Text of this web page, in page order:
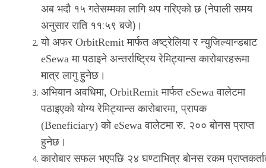
अब भदौ १५ गतेसम्मका लागि थप गरिएको छ (नेपाली समय
अनुसार राति ११:५९ बजे)।
यो अफर OrbitRemit मार्फत अष्ट्रेलिया र न्युजिल्यान्डबाट
eSewa मा पठाइने अन्तर्राष्ट्रिय रेमिट्यान्स कारोबारहरूमा
मात्र लागु हुनेछ।
अभियान अवधिमा, OrbitRemit मार्फत eSewa वालेटमा
पठाइएको योग्य रेमिट्यान्स कारोबारमा, प्रापक
(Beneficiary) को eSewa वालेटमा रु. २०० बोनस प्राप्त
हुनेछ।
कारोबार सफल भएपछि २४ घण्टाभित्र बोनस रकम